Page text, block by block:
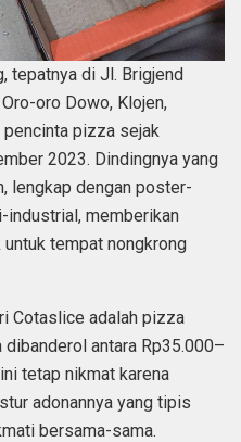
tepatnya di Jl. Brigjend
oro Dowo, Klojen,
pencinta pizza sejak
2023. Dindingnya yang
lengkap dengan poster-
memberikan
tempat nongkrong
Cotaslice adalah pizza
antara Rp35.000–
tetap nikmat karena
adonannya yang tipis
bersama-sama.